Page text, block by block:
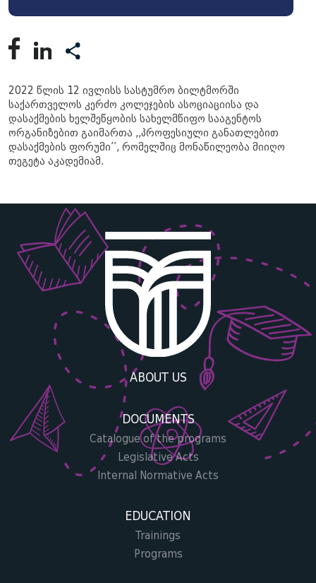
2022 წლის 12 ივლისს სასტუმრო ბილტმორში
საქართველოს კერძო კოლეჯების ასოციაციისა და
დასაქმების ხელშეწყობის სახელმწიფო სააგენტოს
ორგანიზებით გაიმართა ,,პროფესიული განათლებით
დასაქმების ფორუმი’’, რომელშიც მონაწილეობა მიიღო
თეგეტა აკადემიამ. ㅤ
ABOUT US
DOCUMENTS
Catalogue of the programs
Legislative Acts
Internal Normative Acts
EDUCATION
Trainings
Programs